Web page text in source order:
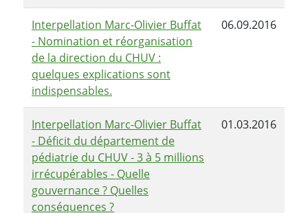
Interpellation Marc-Olivier Buffat
- Nomination et réorganisation
de la direction du CHUV :
quelques explications sont
indispensables.
06.09.2016
Interpellation Marc-Olivier Buffat
- Déficit du département de
pédiatrie du CHUV - 3 à 5 millions
irrécupérables - Quelle
gouvernance ? Quelles
conséquences ?
01.03.2016